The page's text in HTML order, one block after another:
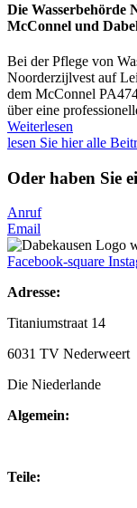
Die Wasserbehörde
McConnel und
Bei der Pflege von
Noorderzijlvest auf
dem McConnel
über eine
Weiterlesen
lesen Sie hier alle
Oder haben Sie
Anruf
Email
Facebook-square
Adresse:
Titaniumstraat 14
6031 TV Nederweert
Die Niederlande
Algemein:
Teile: